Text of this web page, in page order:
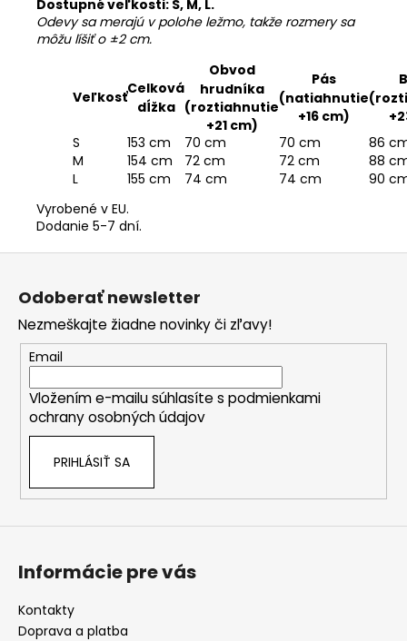
Dostupné veľkosti: S, M, L.
Odevy sa merajú v polohe ležmo, takže rozmery sa
môžu líšiť o ±2 cm.
VeľkosťCelková
dĺžka
Obvod
hrudníka
(roztiahnutie
+21 cm)
Pás
(natiahnutie
+16 cm)
S
153 cm 70 cm 70 cm
86
M
154 cm 72 cm 72 cm
88
L
155 cm 74 cm 74 cm
90
Vyrobené v EU.
Dodanie 5-7 dní.
Odoberať newsletter
Nezmeškajte žiadne novinky či zľavy!
Email
Vložením e-mailu súhlasíte s podmienkami
ochrany osobných údajov
PRIHLÁSIŤ SA
Informácie pre vás
Kontakty
Doprava a platba